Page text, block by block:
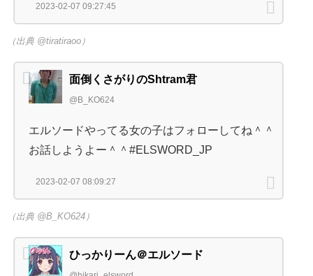
2023-02-07 09:27:45
（出典 @tiratiraoo）
面倒くさがりのShtram君
@B_KO624
エルソードやってる女の子はフォローしてね＾＾
お話しようよー＾＾#ELSWORD_JP
2023-02-07 08:09:27
（出典 @B_KO624）
ひっかりーん＠エルソード